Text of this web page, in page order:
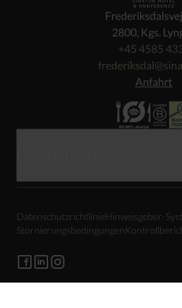
Haraldskær
2800, Kgs.
+45 4585
Anfahrt
DatenschutzrichtlinieHinweisgeber-
Stornierungsbedingungen